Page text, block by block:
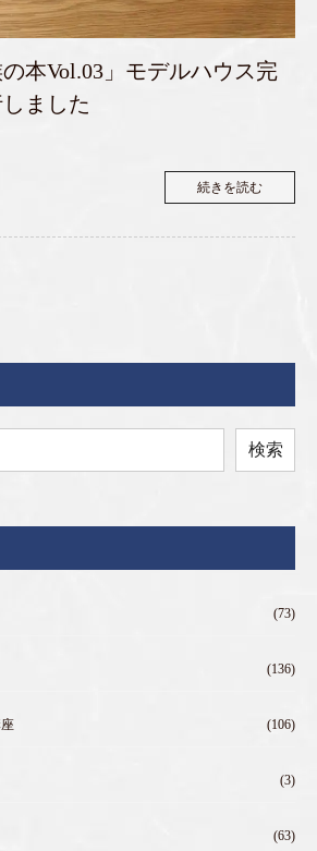
の本Vol.03」モデルハウス完
ました
続きを読む
(73)
(136)
(106)
(3)
(63)